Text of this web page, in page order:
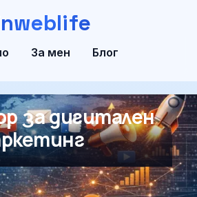
За мен Блог
за дигитален